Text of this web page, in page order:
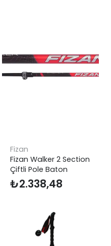
Fizan
Fizan Walker 2 Section
Çiftli Pole Baton
₺2.338,48